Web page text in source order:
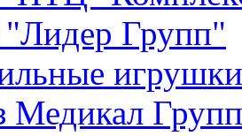
Групп"
игрушки
Медикал Групп